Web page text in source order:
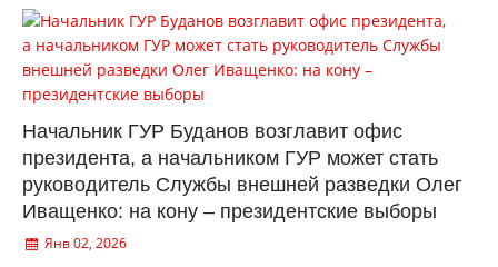
Начальник ГУР Буданов возглавит офис
президента, а начальником ГУР может стать
руководитель Службы внешней разведки Олег
Иващенко: на кону – президентские выборы
Янв 02, 2026